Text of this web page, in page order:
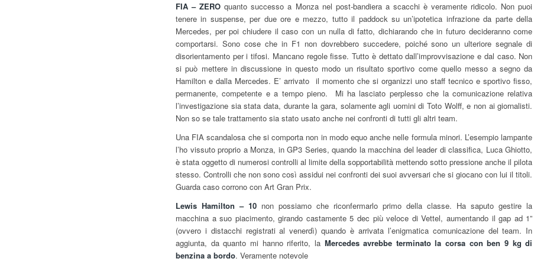
FIA – ZERO quanto successo a Monza nel post-bandiera a scacchi è veramente ridicolo. Non puoi
tenere in suspense, per due ore e mezzo, tutto il paddock su un’ipotetica infrazione da parte della
Mercedes, per poi chiudere il caso con un nulla di fatto, dichiarando che in futuro decideranno come
comportarsi. Sono cose che in F1 non dovrebbero succedere, poiché sono un ulteriore segnale di
disorientamento per i tifosi. Mancano regole fisse. Tutto è dettato dall’improvvisazione e dal caso. Non
si può mettere in discussione in questo modo un risultato sportivo come quello messo a segno da
Hamilton e dalla Mercedes. E’ arrivato il momento che si organizzi uno staff tecnico e sportivo fisso,
permanente, competente e a tempo pieno. Mi ha lasciato perplesso che la comunicazione relativa
l’investigazione sia stata data, durante la gara, solamente agli uomini di Toto Wolff, e non ai giornalisti.
Non so se tale trattamento sia stato usato anche nei confronti di tutti gli altri team.
Una FIA scandalosa che si comporta non in modo equo anche nelle formula minori. L’esempio lampante
l’ho vissuto proprio a Monza, in GP3 Series, quando la macchina del leader di classifica, Luca Ghiotto,
è stata oggetto di numerosi controlli al limite della sopportabilità mettendo sotto pressione anche il pilota
stesso. Controlli che non sono così assidui nei confronti dei suoi avversari che si giocano con lui il titoli.
Guarda caso corrono con Art Gran Prix.
Lewis Hamilton – 10 non possiamo che riconfermarlo primo della classe. Ha saputo gestire la
macchina a suo piacimento, girando castamente 5 dec più veloce di Vettel, aumentando il gap ad 1”
(ovvero i distacchi registrati al venerdì) quando è arrivata l’enigmatica comunicazione del team. In
aggiunta, da quanto mi hanno riferito, la Mercedes avrebbe terminato la corsa con ben 9 kg di
benzina a bordo. Veramente notevole